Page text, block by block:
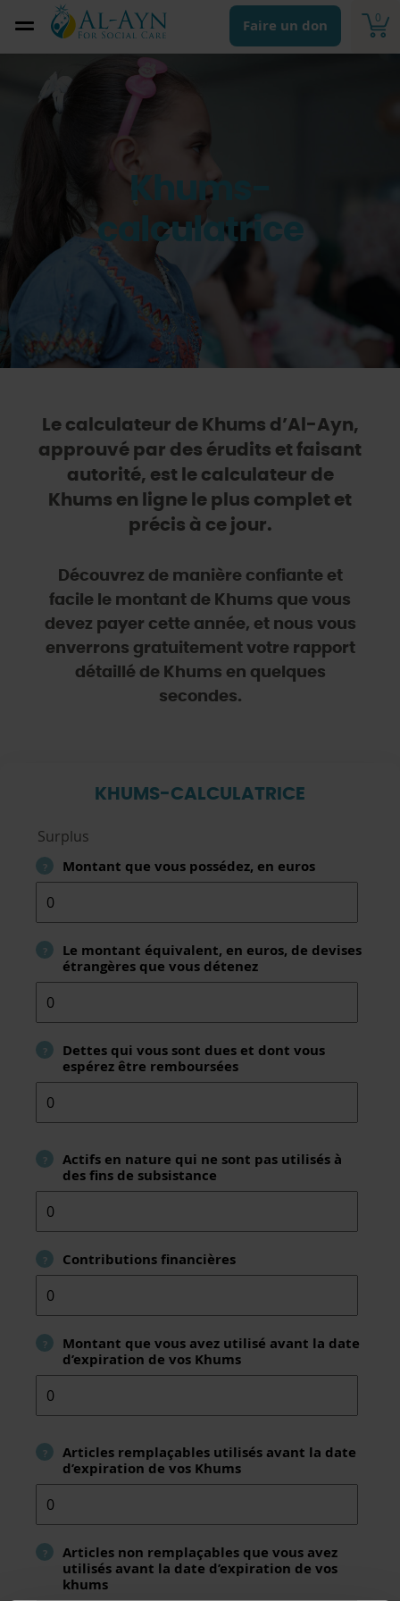
0
Faire un don
Khums-
calculatrice
Le calculateur de Khums d’Al-Ayn,
approuvé par des érudits et faisant
autorité, est le calculateur de
Khums en ligne le plus complet et
précis à ce jour.
Découvrez de manière confiante et
facile le montant de Khums que vous
devez payer cette année, et nous vous
enverrons gratuitement votre rapport
détaillé de Khums en quelques
secondes.
KHUMS-CALCULATRICE
Surplus
Montant que vous possédez, en euros
?
Le montant équivalent, en euros, de devises
étrangères que vous détenez
?
Dettes qui vous sont dues et dont vous
espérez être remboursées
?
Actifs en nature qui ne sont pas utilisés à
des fins de subsistance
?
Contributions financières
?
Montant que vous avez utilisé avant la date
d’expiration de vos Khums
?
Articles remplaçables utilisés avant la date
d’expiration de vos Khums
?
Articles non remplaçables que vous avez
utilisés avant la date d’expiration de vos
khums
?